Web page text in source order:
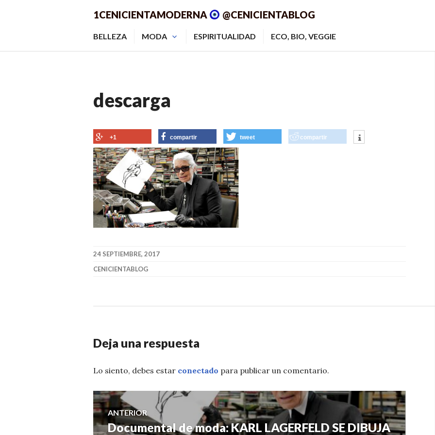
1CENICIENTAMODERNA @CENICIENTABLOG
BELLEZA MODA ESPIRITUALIDAD ECO, BIO, VEGGIE
descarga
+1 compartir tweet compartir
24 SEPTIEMBRE, 2017
CENICIENTABLOG
Deja una respuesta
Lo siento, debes estar conectado para publicar un comentario.
Navegación
ANTERIOR
Entrada
Documental de moda: KARL LAGERFELD SE DIBUJA